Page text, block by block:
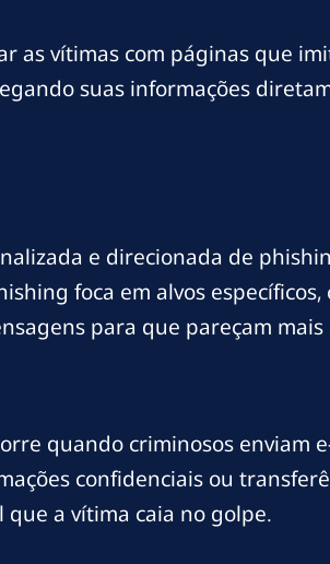
as vítimas com páginas que
suas informações
e direcionada de
foca em alvos
para que pareçam
quando criminosos enviam
confidenciais ou
a vítima caia no golpe.